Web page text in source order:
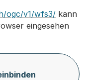
ogc/v1/wfs3/ kann
eingesehen